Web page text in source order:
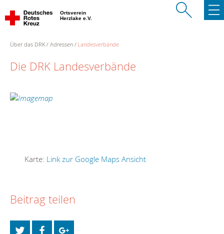
Ortsverein
Herzlake e.V.
Über das DRK Adressen Landesverbände
Die DRK Landesverbände
Karte: Link zur Google Maps Ansicht
Beitrag teilen